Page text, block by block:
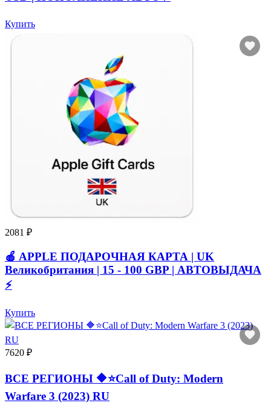
Купить
2081 ₽
🍎 APPLE ПОДАРОЧНАЯ КАРТА | UK
Великобритания | 15 - 100 GBP | АВТОВЫДАЧА
⚡️
Купить
7620 ₽
ВСЕ РЕГИОНЫ 🔶⭐Call of Duty: Modern
Warfare 3 (2023) RU